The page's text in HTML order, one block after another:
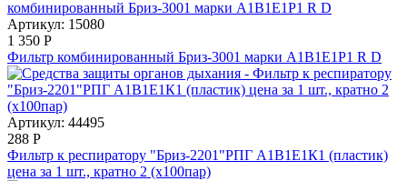
Артикул: 15080
1 350 Р
Фильтр комбинированный Бриз-3001 марки А1В1Е1Р1 R D
Артикул: 44495
288 Р
Фильтр к респиратору "Бриз-2201"РПГ А1В1Е1К1 (пластик)
цена за 1 шт., кратно 2 (х100пар)